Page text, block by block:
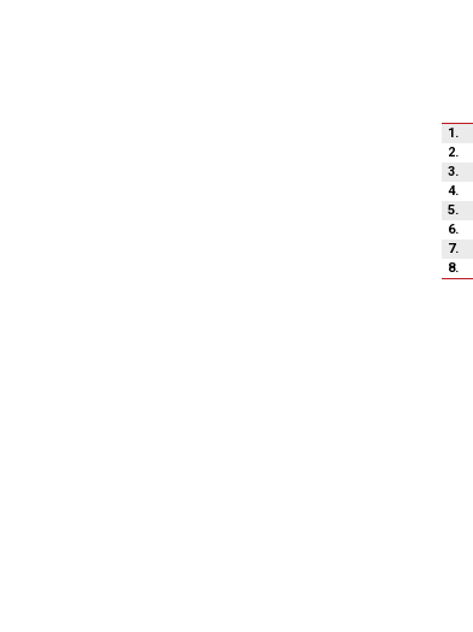
1.
2.
3.
4.
5.
6.
7.
8.